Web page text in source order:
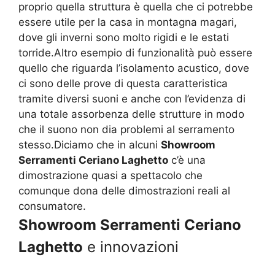
proprio quella struttura è quella che ci potrebbe
essere utile per la casa in montagna magari,
dove gli inverni sono molto rigidi e le estati
torride.Altro esempio di funzionalità può essere
quello che riguarda l’isolamento acustico, dove
ci sono delle prove di questa caratteristica
tramite diversi suoni e anche con l’evidenza di
una totale assorbenza delle strutture in modo
che il suono non dia problemi al serramento
stesso.Diciamo che in alcuni Showroom
Serramenti Ceriano Laghetto c’è una
dimostrazione quasi a spettacolo che
comunque dona delle dimostrazioni reali al
consumatore.
Showroom Serramenti Ceriano
Laghetto e innovazioni